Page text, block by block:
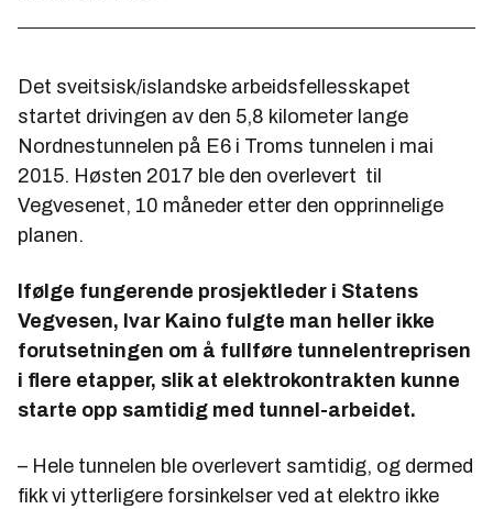
Det sveitsisk/islandske arbeidsfellesskapet
startet drivingen av den 5,8 kilometer lange
Nordnestunnelen på E6 i Troms tunnelen i mai
2015. Høsten 2017 ble den overlevert til
Vegvesenet, 10 måneder etter den opprinnelige
planen.
Ifølge fungerende prosjektleder i Statens
Vegvesen, Ivar Kaino fulgte man heller ikke
forutsetningen om å fullføre tunnelentreprisen
i flere etapper, slik at elektrokontrakten kunne
starte opp samtidig med tunnel-arbeidet.
– Hele tunnelen ble overlevert samtidig, og dermed
fikk vi ytterligere forsinkelser ved at elektro ikke